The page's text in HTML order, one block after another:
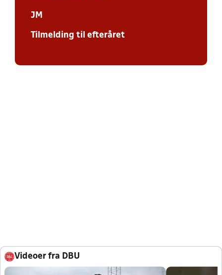
JM
Tilmelding til efteråret
Videoer fra DBU